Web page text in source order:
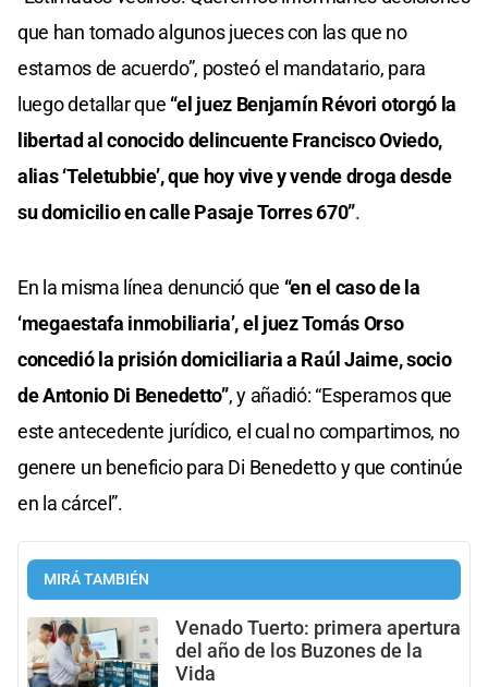
que han tomado algunos jueces con las que no
estamos de acuerdo”, posteó el mandatario, para
luego detallar que “el juez Benjamín Révori otorgó la
libertad al conocido delincuente Francisco Oviedo,
alias ‘Teletubbie’, que hoy vive y vende droga desde
su domicilio en calle Pasaje Torres 670”.
En la misma línea denunció que “en el caso de la
‘megaestafa inmobiliaria’, el juez Tomás Orso
concedió la prisión domiciliaria a Raúl Jaime, socio
de Antonio Di Benedetto”, y añadió: “Esperamos que
este antecedente jurídico, el cual no compartimos, no
genere un beneficio para Di Benedetto y que continúe
en la cárcel”.
MIRÁ TAMBIÉN
Venado Tuerto: primera apertura
del año de los Buzones de la
Vida